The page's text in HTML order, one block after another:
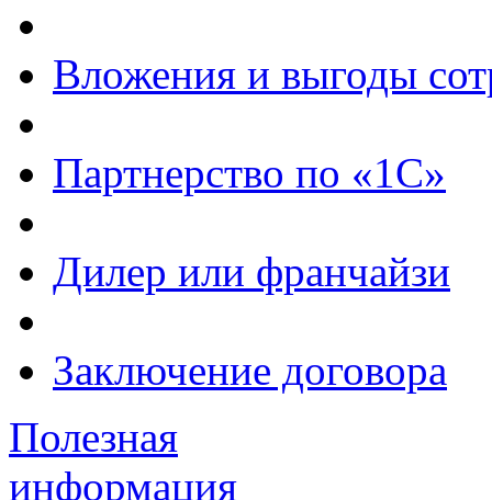
Вложения и выгоды
Партнерство по «1С»
Дилер или франчайзи
Заключение договора
Полезная
информация